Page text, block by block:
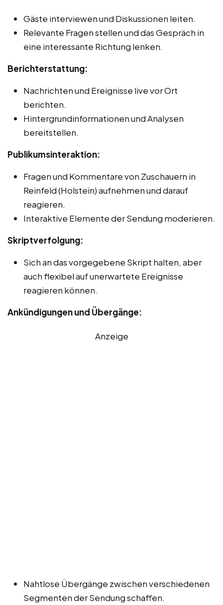
Gäste interviewen und Diskussionen leiten.
Relevante Fragen stellen und das Gespräch in
eine interessante Richtung lenken.
Berichterstattung:
Nachrichten und Ereignisse live vor Ort
berichten.
Hintergrundinformationen und Analysen
bereitstellen.
Publikumsinteraktion:
Fragen und Kommentare von Zuschauern in
Reinfeld (Holstein) aufnehmen und darauf
reagieren.
Interaktive Elemente der Sendung moderieren.
Skriptverfolgung:
Sich an das vorgegebene Skript halten, aber
auch flexibel auf unerwartete Ereignisse
reagieren können.
Ankündigungen und Übergänge:
Anzeige
Nahtlose Übergänge zwischen verschiedenen
Segmenten der Sendung schaffen.